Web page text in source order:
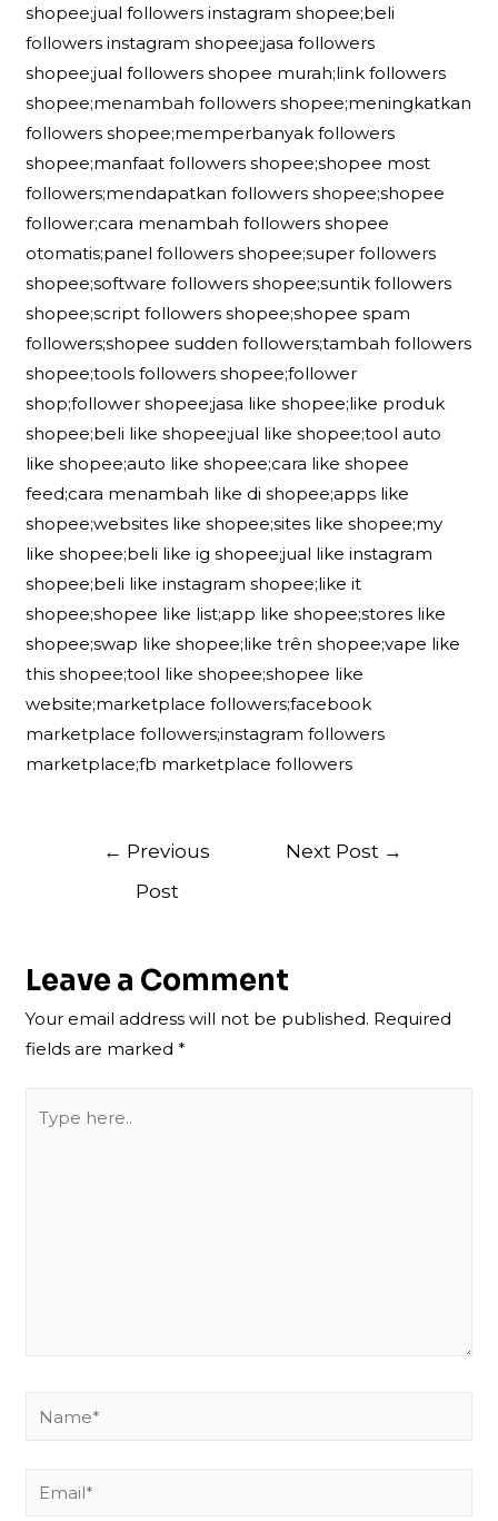
shopee;jual followers instagram shopee;beli
followers instagram shopee;jasa followers
shopee;jual followers shopee murah;link followers
shopee;menambah followers shopee;meningkatkan
followers shopee;memperbanyak followers
shopee;manfaat followers shopee;shopee most
followers;mendapatkan followers shopee;shopee
follower;cara menambah followers shopee
otomatis;panel followers shopee;super followers
shopee;software followers shopee;suntik followers
shopee;script followers shopee;shopee spam
followers;shopee sudden followers;tambah followers
shopee;tools followers shopee;follower
shop;follower shopee;jasa like shopee;like produk
shopee;beli like shopee;jual like shopee;tool auto
like shopee;auto like shopee;cara like shopee
feed;cara menambah like di shopee;apps like
shopee;websites like shopee;sites like shopee;my
like shopee;beli like ig shopee;jual like instagram
shopee;beli like instagram shopee;like it
shopee;shopee like list;app like shopee;stores like
shopee;swap like shopee;like trên shopee;vape like
this shopee;tool like shopee;shopee like
website;marketplace followers;facebook
marketplace followers;instagram followers
marketplace;fb marketplace followers
Post
navigation
← Previous
Post
Next Post →
Leave a Comment
Your email address will not be published. Required
fields are marked*
here..
Name*
Email*